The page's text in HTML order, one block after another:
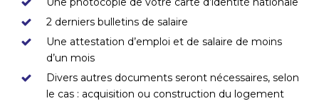
2 derniers bulletins de salaire
Une attestation d’emploi et de salaire de moins
d’un mois
Divers autres documents seront nécessaires, selon
le cas : acquisition ou construction du logement